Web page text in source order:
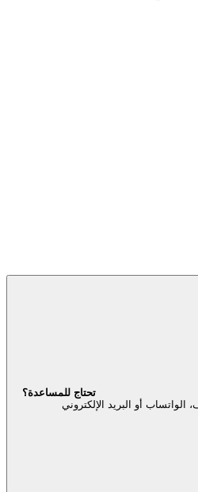
تحتاج للمساعدة؟
الواتساب أو البريد الإلكتروني